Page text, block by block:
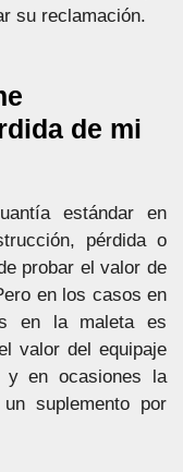
su reclamación.
de mi
estándar en
pérdida o
probar el valor de
en los casos en
en la maleta es
valor del equipaje
y en ocasiones la
suplemento por